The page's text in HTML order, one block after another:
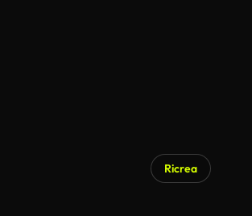
Ricrea